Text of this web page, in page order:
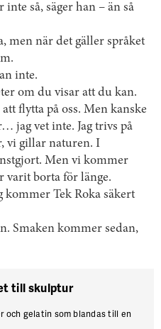
så, säger han – än så
men när det gäller språket
inte.
om du visar att du kan.
flytta på oss. Men kanske
jag vet inte. Jag trivs på
vi gillar naturen. I
Men vi kommer
varit borta för länge.
Tek Roka säkert
Smaken kommer sedan,
till skulptur
och ­gelatin som blandas till en